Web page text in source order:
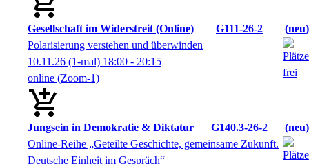
Gesellschaft im Widerstreit (Online) G111-26-2
neu
Polarisierung verstehen und überwinden
10.11.26 (1-mal) 18:00 - 20:15
online (Zoom-1)
Jungsein in Demokratie & Diktatur G140.3-26-2
neu
Online-Reihe „Geteilte Geschichte, gemeinsame Zukunft.
Deutsche Einheit im Gespräch“